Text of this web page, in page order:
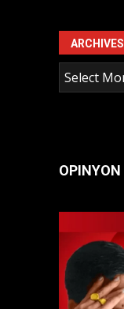
ARCHIVES
OPINYON